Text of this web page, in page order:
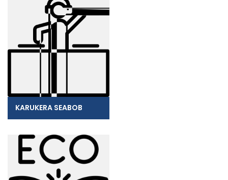
KARUKERA SEABOB